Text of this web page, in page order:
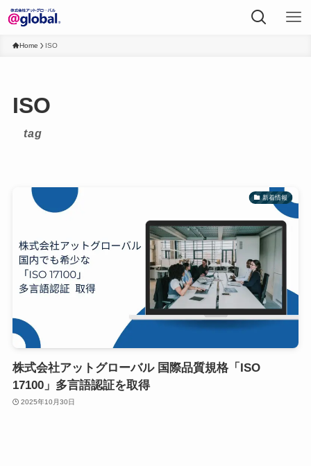
Home ISO
ISO
tag
新着情報
株式会社アットグローバル 国際品質規格「ISO
17100」多言語認証を取得
2025年10月30日